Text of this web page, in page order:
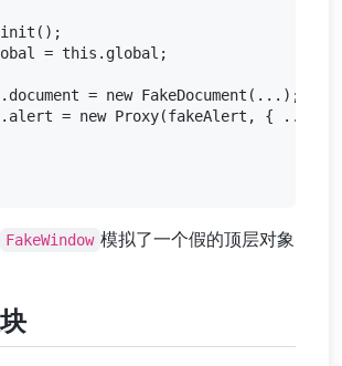
= this.global;
= new FakeDocument(...);
= new Proxy(fakeAlert, { ...
FakeWindow 模拟了一个假的顶层对象